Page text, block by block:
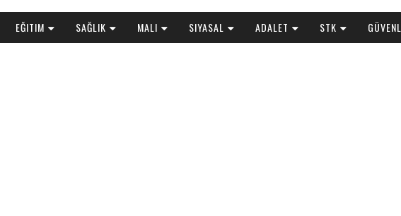
EĞITIM SAĞLIK MALI SIYASAL ADALET STK